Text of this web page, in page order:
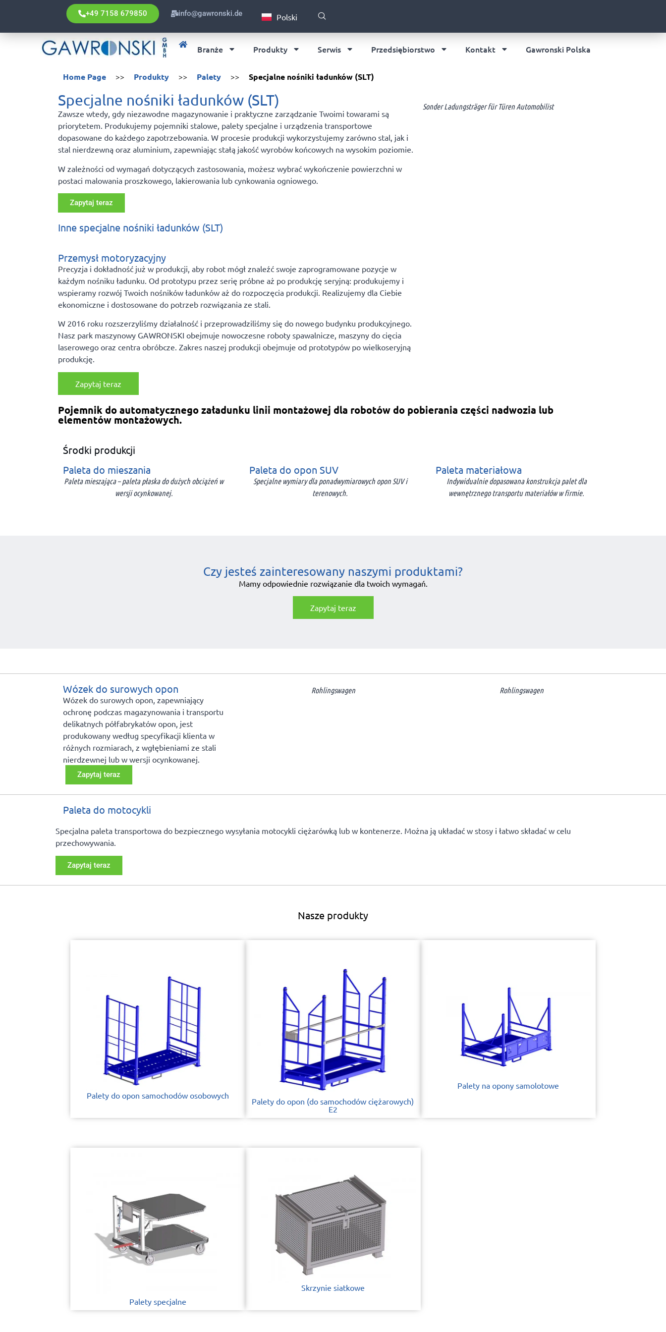
+49 7158 679850 info@gawronski.de Polski
Deutsch
Branże Produkty Serwis Przedsiębiorstwo Kontakt Gawronski Polska
Home Page >> Produkty >> Palety >> Specjalne nośniki ładunków (SLT)
Specjalne nośniki ładunków (SLT)
Zawsze wtedy, gdy niezawodne magazynowanie i praktyczne zarządzanie Twoimi towarami są
priorytetem. Produkujemy pojemniki stalowe, palety specjalne i urządzenia transportowe
dopasowane do każdego zapotrzebowania. W procesie produkcji wykorzystujemy zarówno stal, jak i
stal nierdzewną oraz aluminium, zapewniając stałą jakość wyrobów końcowych na wysokim poziomie.
W zależności od wymagań dotyczących zastosowania, możesz wybrać wykończenie powierzchni w
postaci malowania proszkowego, lakierowania lub cynkowania ogniowego.
Zapytaj teraz
Sonder Ladungsträger für Türen Automobilist
Inne specjalne nośniki ładunków (SLT)
Przemysł motoryzacyjny
Precyzja i dokładność już w produkcji, aby robot mógł znaleźć swoje zaprogramowane pozycje w
każdym nośniku ładunku. Od prototypu przez serię próbne aż po produkcję seryjną: produkujemy i
wspieramy rozwój Twoich nośników ładunków aż do rozpoczęcia produkcji. Realizujemy dla Ciebie
ekonomiczne i dostosowane do potrzeb rozwiązania ze stali.
W 2016 roku rozszerzyliśmy działalność i przeprowadziliśmy się do nowego budynku produkcyjnego.
Nasz park maszynowy GAWRONSKI obejmuje nowoczesne roboty spawalnicze, maszyny do cięcia
laserowego oraz centra obróbcze. Zakres naszej produkcji obejmuje od prototypów po wielkoseryjną
produkcję.
Zapytaj teraz
Pojemnik do automatycznego załadunku linii montażowej dla robotów do pobierania części nadwozia lub
elementów montażowych.
Środki produkcji
Paleta do mieszania
Paleta mieszająca – paleta płaska do dużych obciążeń w
wersji ocynkowanej.
Paleta do opon SUV
Specjalne wymiary dla ponadwymiarowych opon SUV i
terenowych.
Paleta materiałowa
Indywidualnie dopasowana konstrukcja palet dla
wewnętrznego transportu materiałów w firmie.
Czy jesteś zainteresowany naszymi produktami?
Mamy odpowiednie rozwiązanie dla twoich wymagań.
Zapytaj teraz
Wózek do surowych opon
Wózek do surowych opon, zapewniający
ochronę podczas magazynowania i transportu
delikatnych półfabrykatów opon, jest
produkowany według specyfikacji klienta w
różnych rozmiarach, z wgłębieniami ze stali
nierdzewnej lub w wersji ocynkowanej.
Zapytaj teraz
Rohlingswagen Rohlingswagen
Paleta do motocykli
Specjalna paleta transportowa do bezpiecznego wysyłania motocykli ciężarówką lub w kontenerze. Można ją układać w stosy i łatwo składać w celu
przechowywania.
Zapytaj teraz
Nasze produkty
Palety do opon samochodów osobowych
Palety do opon (do samochodów ciężarowych)
E2​
Palety na opony samolotowe
Palety specjalne
Skrzynie siatkowe